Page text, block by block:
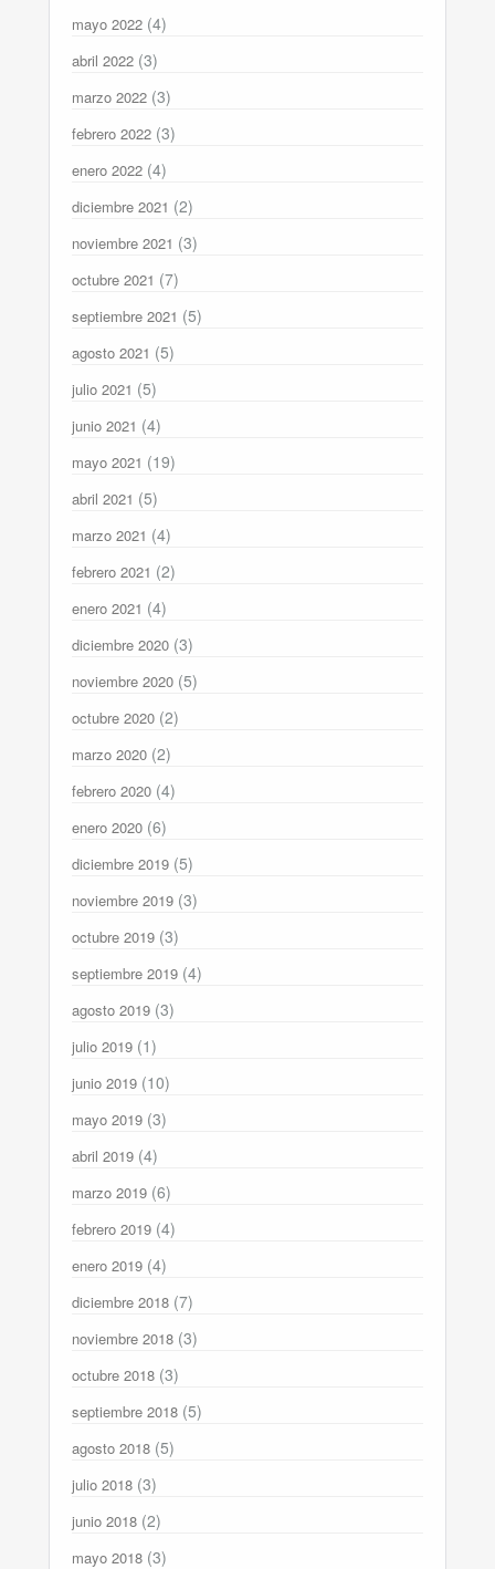
mayo 2022 (4)
abril 2022 (3)
marzo 2022 (3)
febrero 2022 (3)
enero 2022 (4)
diciembre 2021 (2)
noviembre 2021 (3)
octubre 2021 (7)
septiembre 2021 (5)
agosto 2021 (5)
julio 2021 (5)
junio 2021 (4)
mayo 2021 (19)
abril 2021 (5)
marzo 2021 (4)
febrero 2021 (2)
enero 2021 (4)
diciembre 2020 (3)
noviembre 2020 (5)
octubre 2020 (2)
marzo 2020 (2)
febrero 2020 (4)
enero 2020 (6)
diciembre 2019 (5)
noviembre 2019 (3)
octubre 2019 (3)
septiembre 2019 (4)
agosto 2019 (3)
julio 2019 (1)
junio 2019 (10)
mayo 2019 (3)
abril 2019 (4)
marzo 2019 (6)
febrero 2019 (4)
enero 2019 (4)
diciembre 2018 (7)
noviembre 2018 (3)
octubre 2018 (3)
septiembre 2018 (5)
agosto 2018 (5)
julio 2018 (3)
junio 2018 (2)
mayo 2018 (3)